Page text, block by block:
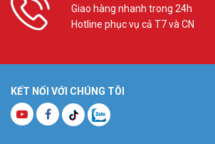
Giao hàng nhanh trong 24h
Hotline phục vụ cả T7 và CN
KẾT NỐI VỚI CHÚNG TÔI